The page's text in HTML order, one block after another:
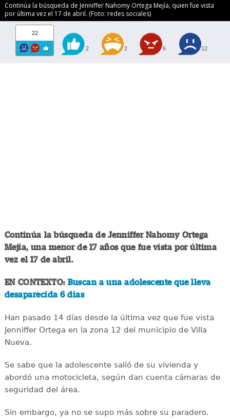
Continúa la búsqueda de Jenniffer Nahomy Ortega Mejía, quien fue vista
por última vez el 17 de abril. (Foto: redes sociales)
22
2 2 6 12
Continúa la búsqueda de Jenniffer Nahomy Ortega
Mejía, una menor de 17 años que fue vista por última
vez el 17 de abril.
EN CONTEXTO: Buscan a una adolescente que lleva
desaparecida 6 días
Han pasado 14 días desde la última vez que fue vista
Jenniffer Ortega en la zona 12 del municipio de Villa
Nueva.
Se sabe que la adolescente salió de su vivienda y
abordó una motocicleta, según dan cuenta cámaras de
seguridad del área.
Sin embargo, ya no se supo más sobre su paradero.